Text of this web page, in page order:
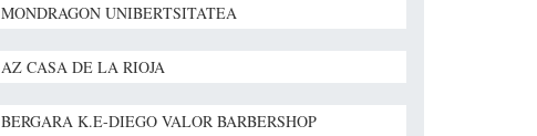
MONDRAGON UNIBERTSITATEA
AZ CASA DE LA RIOJA
BERGARA K.E-DIEGO VALOR BARBERSHOP